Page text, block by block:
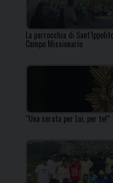
La parrocchia di
Campo Missionario
“Una serata per Lui, per te!”